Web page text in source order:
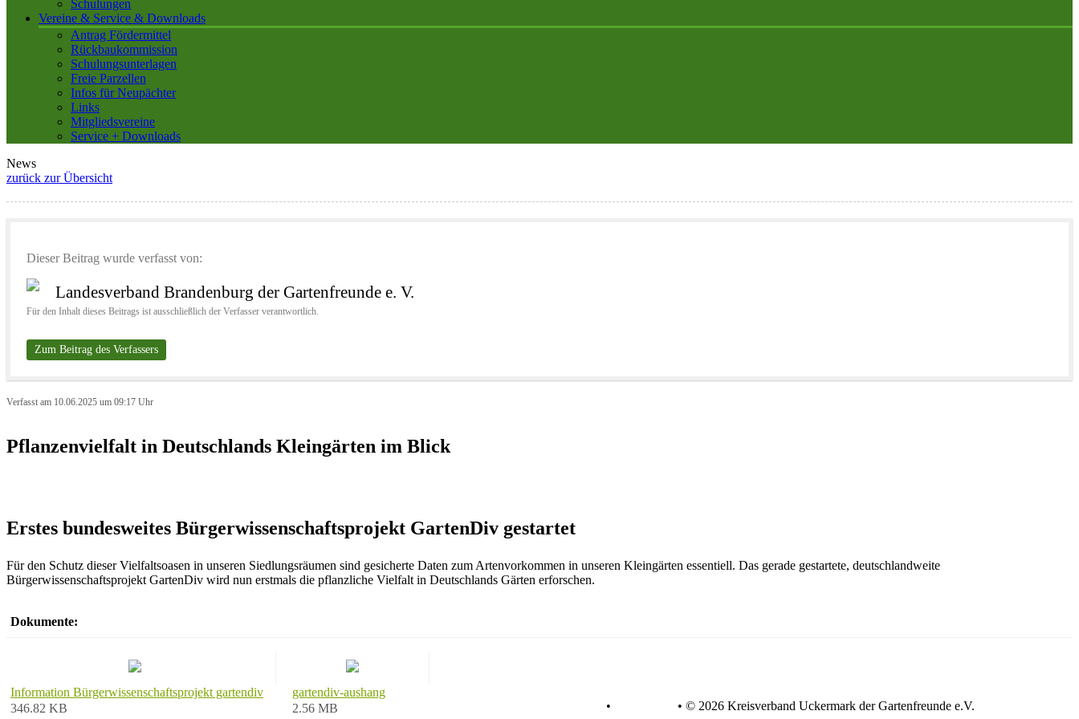
Schulungen
Vereine & Service & Downloads
Antrag Fördermittel
Rückbaukommission
Schulungsunterlagen
Freie Parzellen
Infos für Neupächter
Links
Mitgliedsvereine
Service + Downloads
News
zurück zur Übersicht
Dieser Beitrag wurde verfasst von:
Landesverband Brandenburg der Gartenfreunde e. V.
Für den Inhalt dieses Beitrags ist ausschließlich der Verfasser verantwortlich.
Zum Beitrag des Verfassers
Verfasst am 10.06.2025 um 09:17 Uhr
Pflanzenvielfalt in Deutschlands Kleingärten im Blick
Erstes bundesweites Bürgerwissenschaftsprojekt GartenDiv gestartet
Für den Schutz dieser Vielfaltsoasen in unseren Siedlungsräumen sind gesicherte Daten zum Artenvorkommen in unseren Kleingärten essentiell. Das gerade gestartete, deutschlandweite
Bürgerwissenschaftsprojekt GartenDiv wird nun erstmals die pflanzliche Vielfalt in Deutschlands Gärten erforschen.
Dokumente:
Information Bürgerwissenschaftsprojekt gartendiv
346.82 KB
gartendiv-aushang
2.56 MB
• • © 2026 Kreisverband Uckermark der Gartenfreunde e.V.